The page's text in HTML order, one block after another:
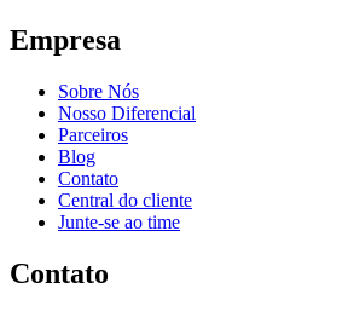
Empresa
Sobre Nós
Nosso Diferencial
Parceiros
Blog
Contato
Central do cliente
Junte-se ao time
Contato